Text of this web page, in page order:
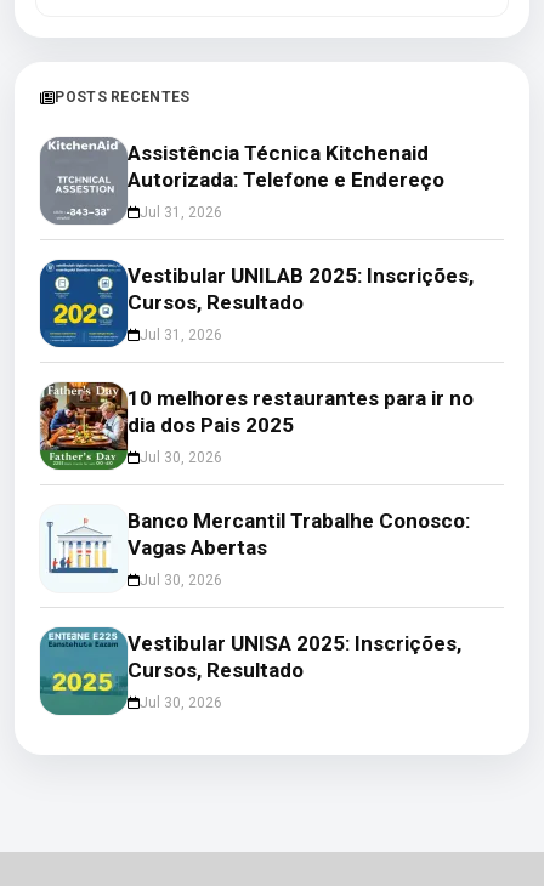
POSTS RECENTES
Assistência Técnica Kitchenaid
Autorizada: Telefone e Endereço
Jul 31, 2026
Vestibular UNILAB 2025: Inscrições,
Cursos, Resultado
Jul 31, 2026
10 melhores restaurantes para ir no
dia dos Pais 2025
Jul 30, 2026
Banco Mercantil Trabalhe Conosco:
Vagas Abertas
Jul 30, 2026
Vestibular UNISA 2025: Inscrições,
Cursos, Resultado
Jul 30, 2026